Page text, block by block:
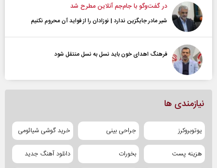
در گفت‌و‌گو با جام‌جم آنلاین مطرح شد
شیر مادر جایگزین ندارد | نوزادان را از فواید آن محروم نکنیم
فرهنگ اهدای خون باید نسل به نسل منتقل شود
نیازمندی ها
یوتوبروکرز جراحی بینی خرید گوشی شیائومی
هزینه پست بخورات دانلود آهنگ جدید